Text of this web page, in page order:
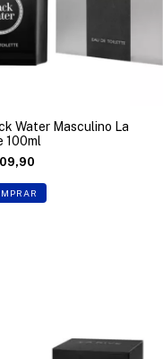
Water Masculino La
100ml